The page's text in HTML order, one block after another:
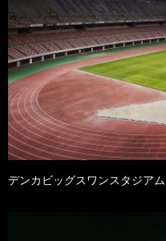
デンカビッグスワンスタジアム